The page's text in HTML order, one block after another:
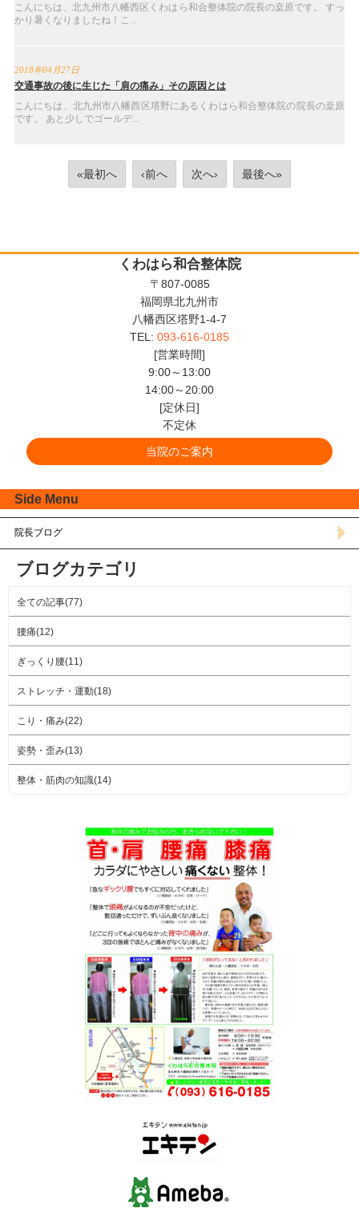
こんにちは、北九州市八幡西区くわはら和合整体院の院長の桒原です。 すっ
かり暑くなりましたね！こ...
2018年04月27日
交通事故の後に生じた「肩の痛み」その原因とは
こんにちは、北九州市八幡西区塔野にあるくわはら和合整体院の院長の桒原
です。 あと少しでゴールデ...
«最初へ ‹前へ 次へ› 最後へ»
くわはら和合整体院
〒807-0085
福岡県北九州市
八幡西区塔野1-4-7
TEL: 093-616-0185
[営業時間]
9:00～13:00
14:00～20:00
[定休日]
不定休
当院のご案内
Side Menu
院長ブログ
ブログカテゴリ
全ての記事(77)
腰痛(12)
ぎっくり腰(11)
ストレッチ・運動(18)
こり・痛み(22)
姿勢・歪み(13)
整体・筋肉の知識(14)